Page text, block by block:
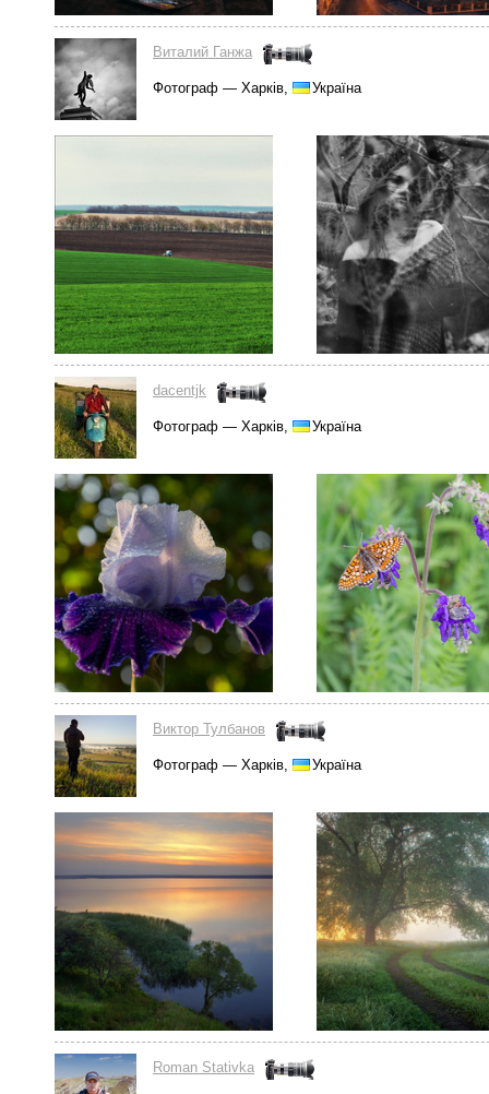
Виталий Ганжа
Фотограф — Харків, Україна
dacentjk
Фотограф — Харків, Україна
Виктор Тулбанов
Фотограф — Харків, Україна
Roman Stativka